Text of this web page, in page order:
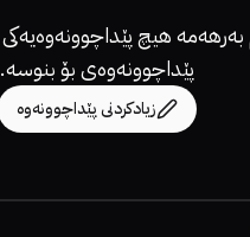
هیچ پێداچوونەوەیەکی
پێداچوونەوەی بۆ بنوسە.
زیادکردنی پێداچوونەوە